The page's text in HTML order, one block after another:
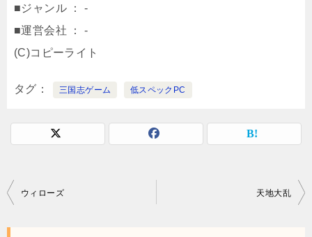
■ジャンル ： -
■運営会社 ： -
(C)コピーライト
タグ 三国志ゲーム 低スペックPC
投
ウィローズ 天地大乱